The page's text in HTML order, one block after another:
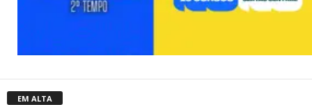
EM ALTA